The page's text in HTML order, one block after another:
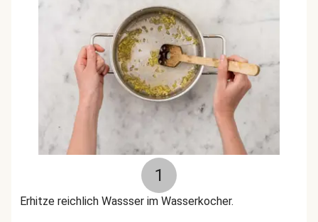
1
Erhitze reichlich Wassser im Wasserkocher.